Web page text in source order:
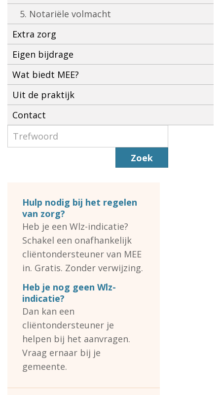
5. Notariële volmacht
Extra zorg
Eigen bijdrage
Wat biedt MEE?
Uit de praktijk
Contact
Zoek
Hulp nodig bij het regelen
van zorg?
Heb je een Wlz-indicatie?
Schakel een onafhankelijk
cliëntondersteuner van MEE
in. Gratis. Zonder verwijzing.
Heb je nog geen Wlz-
indicatie?
Dan kan een
cliëntondersteuner je
helpen bij het aanvragen.
Vraag ernaar bij je
gemeente.